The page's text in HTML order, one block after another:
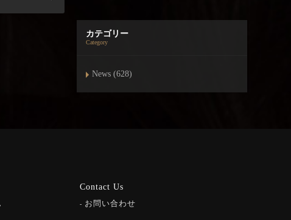
カテゴリー
Category
News (628)
Contact Us
お問い合わせ